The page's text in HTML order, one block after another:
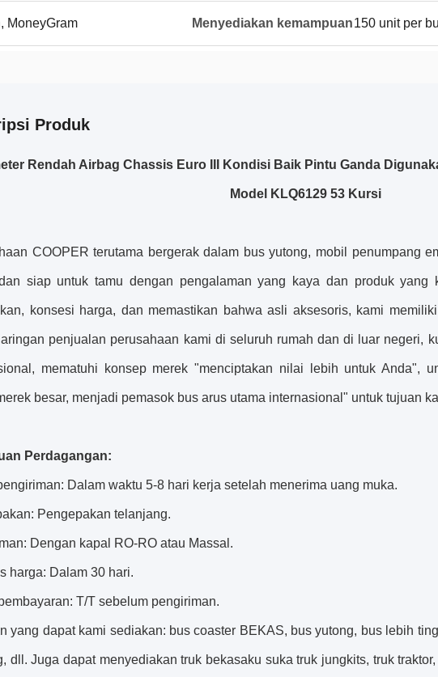
MoneyGram Menyediakan kemampuan150 unit per
Produk
Rendah Airbag Chassis Euro III Kondisi Baik Pintu Ganda
Model KLQ6129 53 Kursi
COOPER terutama bergerak dalam bus yutong, mobil penumpang
siap untuk tamu dengan pengalaman yang kaya dan produk yang
konsesi harga, dan memastikan bahwa asli aksesoris, kami
penjualan perusahaan kami di seluruh rumah dan di luar negeri,
mematuhi konsep merek "menciptakan nilai lebih untuk Anda",
besar, menjadi pemasok bus arus utama internasional" untuk tujuan
Perdagangan:
Dalam waktu 5-8 hari kerja setelah menerima uang muka.
Pengepakan telanjang.
Dengan kapal RO-RO atau Massal.
harga: Dalam 30 hari.
T/T sebelum pengiriman.
yang dapat kami sediakan: bus coaster BEKAS, bus yutong, bus lebih
dll. Juga dapat menyediakantruk bekasaku suka truk jungkits, truk